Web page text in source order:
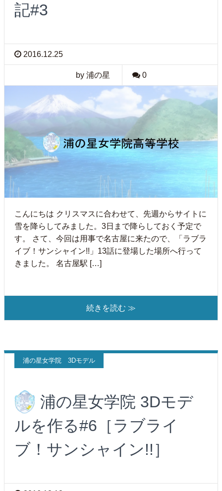
記#3
2016.12.25
by 浦の星 0
こんにちは クリスマスに合わせて、先週からサイトに
雪を降らしてみました。3日まで降らしておく予定で
す。 さて、今回は用事で名古屋に来たので、「ラブラ
イブ！サンシャイン!!」13話に登場した場所へ行って
きました。 名古屋駅 […]
続きを読む ≫
浦の星女学院 3Dモデル
浦の星女学院 3Dモデ
ルを作る#6［ラブライ
ブ！サンシャイン!!］